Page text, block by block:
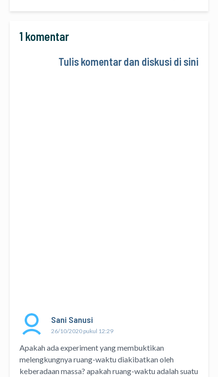
1 komentar
Tulis komentar dan diskusi di sini
Sani Sanusi
26/10/2020 pukul 12:29
Apakah ada experiment yang membuktikan
melengkungnya ruang-waktu diakibatkan oleh
keberadaan massa? apakah ruang-waktu adalah suatu